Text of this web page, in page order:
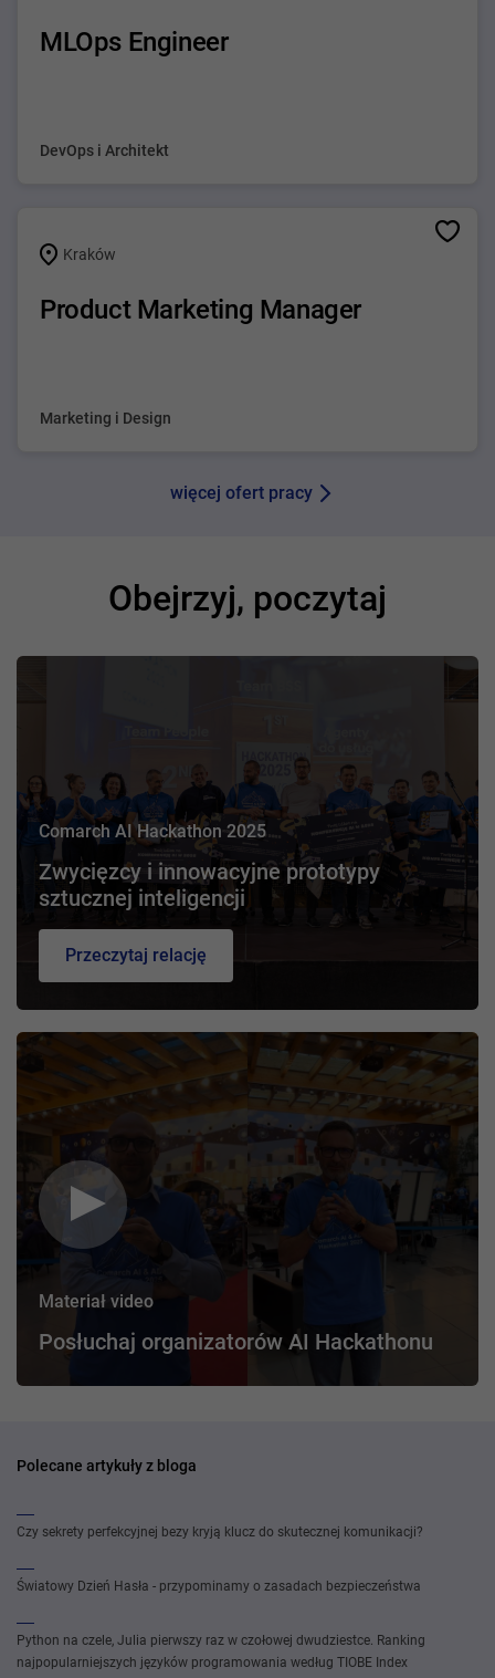
MLOps Engineer
DevOps i Architekt
Kraków
Product Marketing Manager
Marketing i Design
więcej ofert pracy
Obejrzyj, poczytaj
Comarch AI Hackathon 2025
Zwycięzcy i innowacyjne prototypy
sztucznej inteligencji
Przeczytaj relację
Materiał video
Posłuchaj organizatorów AI Hackathonu
Polecane artykuły z bloga
Czy sekrety perfekcyjnej bezy kryją klucz do skutecznej komunikacji?
Światowy Dzień Hasła - przypominamy o zasadach bezpieczeństwa
Python na czele, Julia pierwszy raz w czołowej dwudziestce. Ranking
najpopularniejszych języków programowania według TIOBE Index